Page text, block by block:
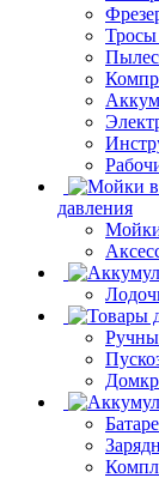
Тросы
давления